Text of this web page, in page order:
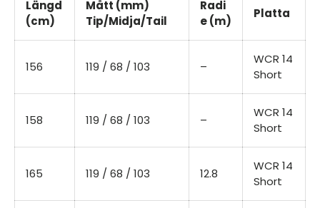
Längd
(cm)
Mått (mm)
Tip/Midja/Tail
Radi
e (m)
Platta
156 119 / 68 / 103 –
WCR 14
Short
158 119 / 68 / 103 –
WCR 14
Short
165 119 / 68 / 103 12.8
WCR 14
Short